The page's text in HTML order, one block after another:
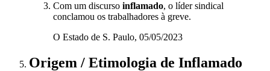
Com um discurso inflamado, o líder sindical
conclamou os trabalhadores à greve.
O Estado de S. Paulo, 05/05/2023
Origem / Etimologia de Inflamado